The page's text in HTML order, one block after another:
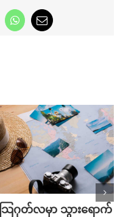
WhatsApp
Email
သြဂုတ်လမှာ သွားရောက်